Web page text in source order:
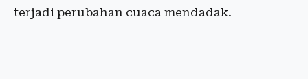
terjadi perubahan cuaca mendadak.